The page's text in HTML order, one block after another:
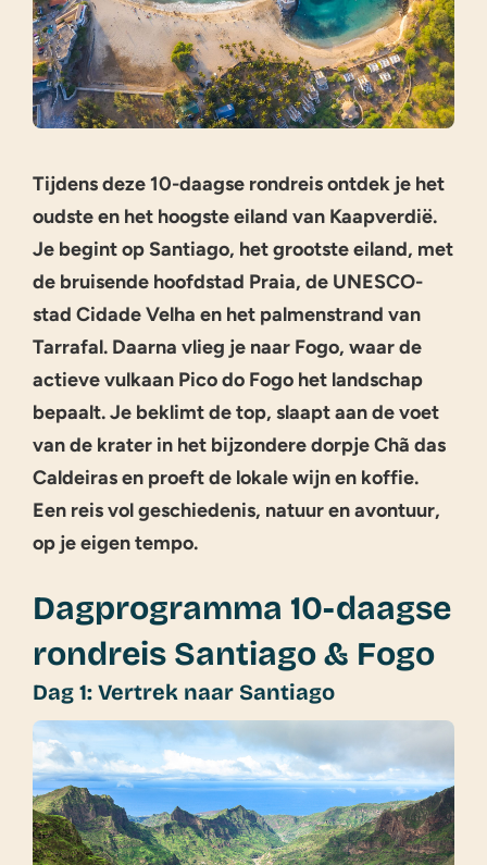
Tijdens deze 10-daagse rondreis ontdek je het
oudste en het hoogste eiland van Kaapverdië.
Je begint op Santiago, het grootste eiland, met
de bruisende hoofdstad Praia, de UNESCO-
stad Cidade Velha en het palmenstrand van
Tarrafal. Daarna vlieg je naar Fogo, waar de
actieve vulkaan Pico do Fogo het landschap
bepaalt. Je beklimt de top, slaapt aan de voet
van de krater in het bijzondere dorpje Chã das
Caldeiras en proeft de lokale wijn en koffie.
Een reis vol geschiedenis, natuur en avontuur,
op je eigen tempo.
Dagprogramma 10-daagse
rondreis Santiago & Fogo
Dag 1: Vertrek naar Santiago